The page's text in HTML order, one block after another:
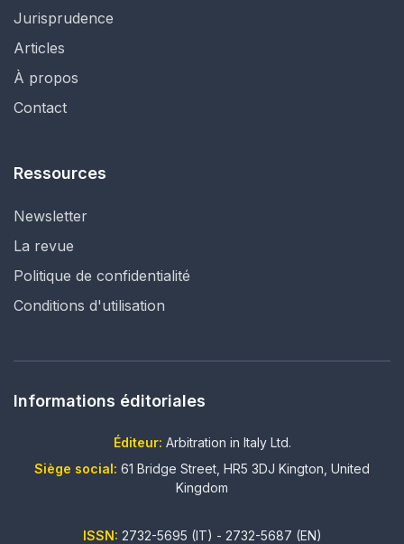
Jurisprudence
Articles
À propos
Contact
Ressources
Newsletter
La revue
Politique de confidentialité
Conditions d'utilisation
Informations éditoriales
Éditeur: Arbitration in Italy Ltd.
Siège social: 61 Bridge Street, HR5 3DJ Kington, United
Kingdom
ISSN: 2732-5695 (IT) - 2732-5687 (EN)